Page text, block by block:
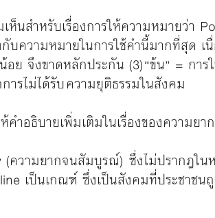
ห็นสำหรับเรื่องการให้ความหมายว่า
ความหมายในการใช้คำนี้มากที่สุด เ
ย จึงขาดหลักประกัน (3) “ข้น” = การ
รไม่ได้รับ ความยุติธรรมในสังคม
คำอธิบายเพิ่มเติมในเรื่องของความย
ความยากจนสัมบูรณ์) ซึ่งไม่ปรากฎใน
เป็นเกณฑ์ ซึ่งเป็นสังคมที่ประชา